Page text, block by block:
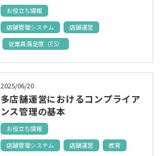
お役立ち情報
店舗管理システム
店舗運営
従業員満足度（ES）
2025/06/20
多店舗運営におけるコンプライア
ンス管理の基本
お役立ち情報
店舗管理システム
店舗運営
教育